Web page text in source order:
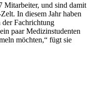
Mitarbeiter, und sind damit
In diesem Jahr haben
Fachrichtung
paar Medizinstudenten
möchten,“ fügt sie